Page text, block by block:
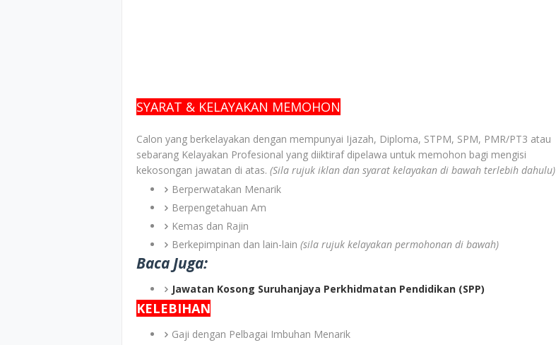
SYARAT & KELAYAKAN MEMOHON
Calon yang berkelayakan dengan mempunyai Ijazah, Diploma, STPM, SPM, PMR/PT3 atau
sebarang Kelayakan Profesional yang diiktiraf dipelawa untuk memohon bagi mengisi
kekosongan jawatan di atas. (Sila rujuk iklan dan syarat kelayakan di bawah terlebih dahulu)
Berperwatakan Menarik
Berpengetahuan Am
Kemas dan Rajin
Berkepimpinan dan lain-lain (sila rujuk kelayakan permohonan di bawah)
Baca Juga:
Jawatan Kosong Suruhanjaya Perkhidmatan Pendidikan (SPP)
KELEBIHAN
Gaji dengan Pelbagai Imbuhan Menarik